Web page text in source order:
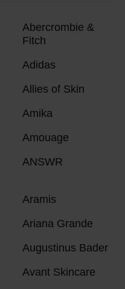
Abercrombie &
Fitch
Adidas
Allies of Skin
Amika
Amouage
ANSWR
Aramis
Ariana Grande
Augustinus Bader
Avant Skincare